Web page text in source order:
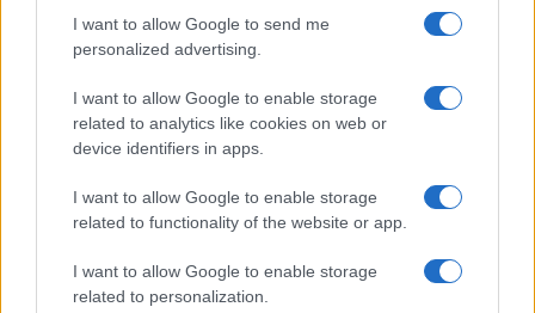
I want to allow Google to send me
personalized advertising.
I want to allow Google to enable storage
related to analytics like cookies on web or
device identifiers in apps.
I want to allow Google to enable storage
related to functionality of the website or app.
I want to allow Google to enable storage
related to personalization.